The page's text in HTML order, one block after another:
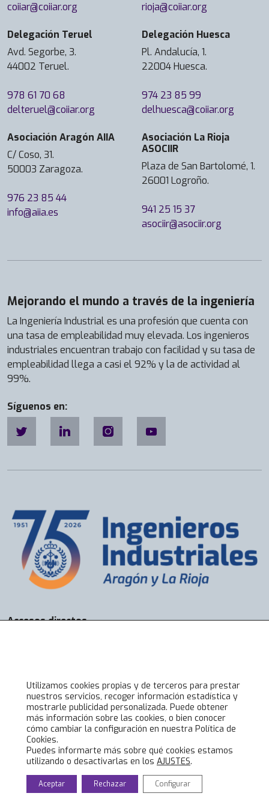
coiiar@coiiar.org
rioja@coiiar.org
Delegación Teruel
Avd. Segorbe, 3.
44002 Teruel.
978 61 70 68
delteruel@coiiar.org
Delegación Huesca
Pl. Andalucía, 1.
22004 Huesca.
974 23 85 99
delhuesca@coiiar.org
Asociación Aragón AIIA
C/ Coso, 31.
50003 Zaragoza.
976 23 85 44
info@aiia.es
Asociación La Rioja
ASOCIIR
Plaza de San Bartolomé, 1.
26001 Logroño.
941 25 15 37
asociir@asociir.org
Mejorando el mundo a través de la ingeniería
La Ingeniería Industrial es una profesión que cuenta con
una tasa de empleabilidad muy elevada. Los ingenieros
industriales encuentran trabajo con facilidad y su tasa de
empleabilidad llega a casi el 92% y la de actividad al
99%.
Síguenos en:
Accesos directos
Alta online
Lo último en COIIAR
Noticias
Jornadas técnicas
Formación Ingenieros Industriales
Eventos culturales
Utilizamos cookies propias y de terceros para prestar
nuestros servicios, recoger información estadística y
mostrarle publicidad personalizada. Puede obtener
más información sobre las cookies, o bien conocer
cómo cambiar la configuración en nuestra Política de
Cookies.
Puedes informarte más sobre qué cookies estamos
utilizando o desactivarlas en los AJUSTES.
Aceptar Rechazar Configurar